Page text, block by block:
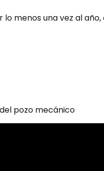
menos una vez al
pozo mecánico